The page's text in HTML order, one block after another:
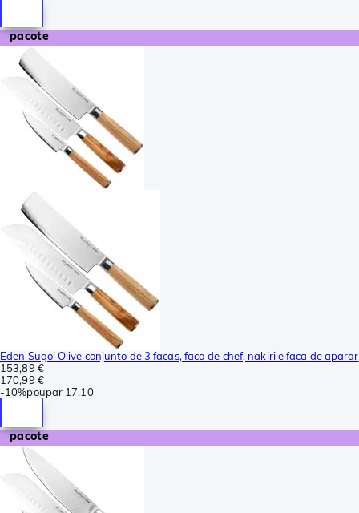
pacote
Eden Sugoi Olive conjunto de 3 facas, faca de chef, nakiri e faca de aparar
153,89 €
170,99 €
-10%poupar 17,10
pacote